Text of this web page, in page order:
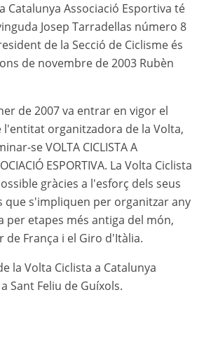
Catalunya Associació Esportiva té
Josep Tarradellas número 8
de la Secció de Ciclisme és
de novembre de 2003 Rubèn
de 2007 va entrar en vigor el
l'entitat organitzadora de la Volta,
se VOLTA CICLISTA A
ESPORTIVA. La Volta Ciclista
gràcies a l'esforç dels seus
que s'impliquen per organitzar any
per etapes més antiga del món,
de França i el Giro d'Itàlia.
la Volta Ciclista a Catalunya
Sant Feliu de Guíxols.